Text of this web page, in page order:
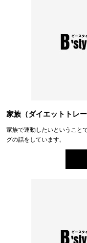
家族（ダイエットトレー
家族で運動したいということ
グの話をしています。